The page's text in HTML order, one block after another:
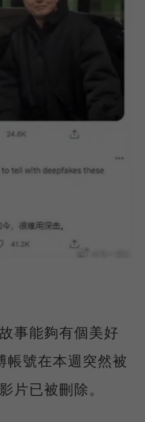
事能夠有個美好
帳號在本週突然被
片已被刪除。